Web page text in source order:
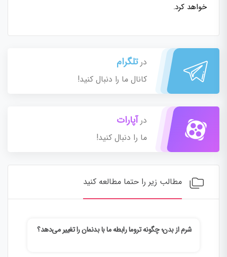
خواهد کرد.
درتلگرام
کانال ما را دنبال کنید!
درآپارات
ما را دنبال کنید!
مطالب زیر را حتما مطالعه کنید
شرم از بدن؛ چگونه تروما رابطه ما با بدنمان را تغییر می‌دهد؟